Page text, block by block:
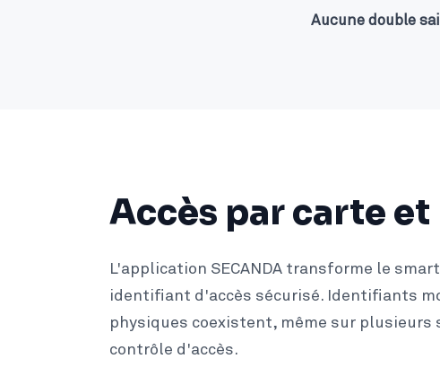
Aucune double
Accès par carte
L'application SECANDA transforme le
identifiant d'accès sécurisé. Identifiants
physiques coexistent, même sur plusieurs
contrôle d'accès.